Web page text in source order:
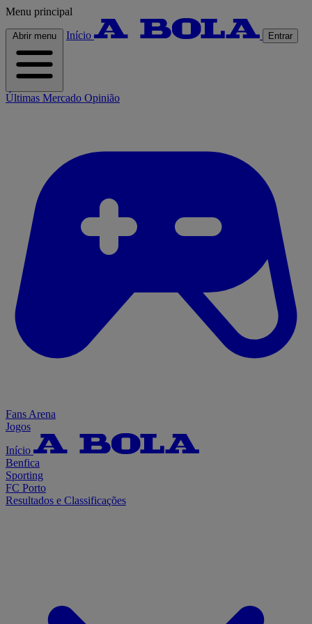
Menu principal
Abrir menu Início Entrar
Últimas Mercado Opinião
Fans Arena
Jogos
Início
Benfica
Sporting
FC Porto
Resultados e Classificações